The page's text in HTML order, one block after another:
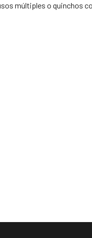
múltiples o quinchos